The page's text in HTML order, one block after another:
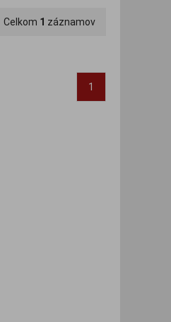
Celkom 1 záznamov
1